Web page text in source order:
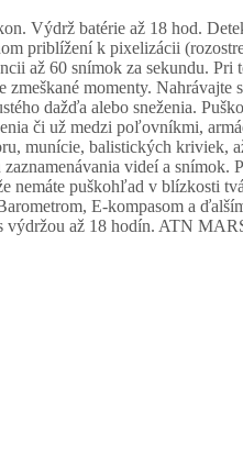
Výdrž batérie až 18 hod.
priblížení k pixelizácii
až 60 snímok za sekundu. Pri
momenty.
dažďa alebo sneženia.
či už medzi poľovníkmi,
munície, balistických kriviek,
videí a
puškohľad v blízkosti
E-kompasom a
výdržou až 18 hodín. ATN